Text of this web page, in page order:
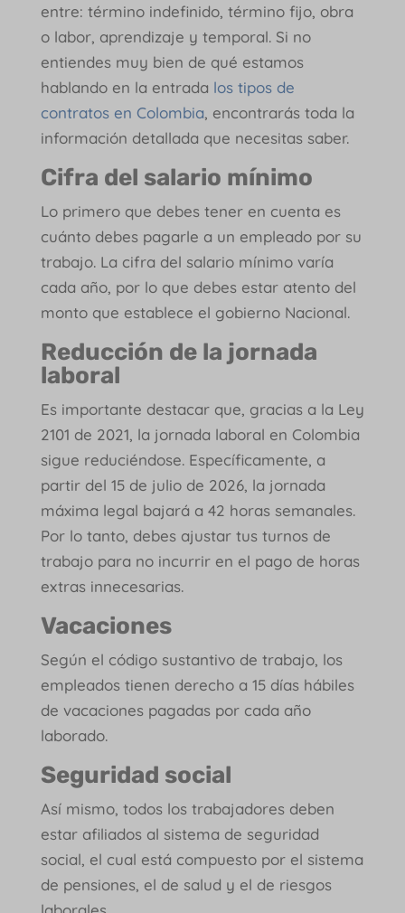
entre: término indefinido, término fijo, obra
o labor, aprendizaje y temporal. Si no
entiendes muy bien de qué estamos
hablando en la entrada los tipos de
contratos en Colombia, encontrarás toda la
información detallada que necesitas saber.
Cifra del salario mínimo
Lo primero que debes tener en cuenta es
cuánto debes pagarle a un empleado por su
trabajo. La cifra del salario mínimo varía
cada año, por lo que debes estar atento del
monto que establece el gobierno Nacional.
Reducción de la jornada
laboral
Es importante destacar que, gracias a la Ley
2101 de 2021, la jornada laboral en Colombia
sigue reduciéndose. Específicamente, a
partir del 15 de julio de 2026, la jornada
máxima legal bajará a 42 horas semanales.
Por lo tanto, debes ajustar tus turnos de
trabajo para no incurrir en el pago de horas
extras innecesarias.
Vacaciones
Según el código sustantivo de trabajo, los
empleados tienen derecho a 15 días hábiles
de vacaciones pagadas por cada año
laborado.
Seguridad social
Así mismo, todos los trabajadores deben
estar afiliados al sistema de seguridad
social, el cual está compuesto por el sistema
de pensiones, el de salud y el de riesgos